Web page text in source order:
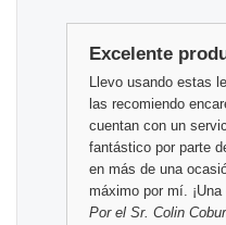
Excelente
Llevo usando estas
las recomiendo
cuentan con un
fantástico por parte
en más de una
máximo por mí.
Por el Sr. Colin